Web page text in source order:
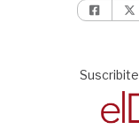
Suscribite